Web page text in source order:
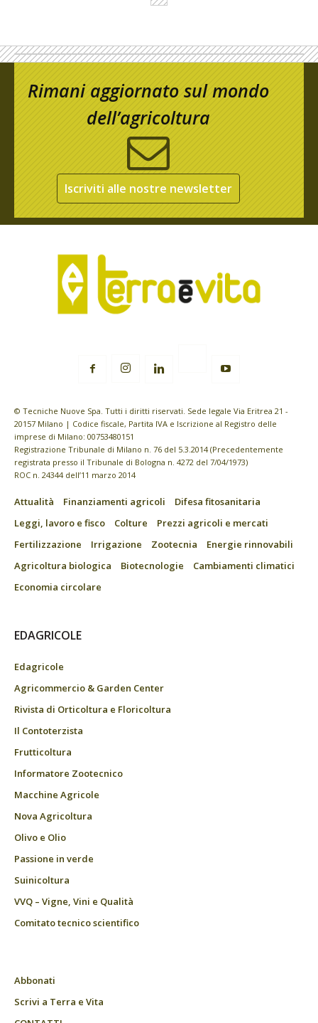
Rimani aggiornato sul mondo
dell’agricoltura
Iscriviti alle nostre newsletter
© Tecniche Nuove Spa. Tutti i diritti riservati. Sede legale Via Eritrea 21 -
20157 Milano | Codice fiscale, Partita IVA e Iscrizione al Registro delle
imprese di Milano: 00753480151
Registrazione Tribunale di Milano n. 76 del 5.3.2014 (Precedentemente
registrata presso il Tribunale di Bologna n. 4272 del 7/04/1973)
ROC n. 24344 dell’11 marzo 2014
Attualità Finanziamenti agricoli
Difesa fitosanitaria
Leggi, lavoro e fisco
Colture
Prezzi agricoli e mercati
Fertilizzazione
Irrigazione Zootecnia
Energie rinnovabili
Agricoltura biologica
Biotecnologie
Cambiamenti climatici
Economia circolare
EDAGRICOLE
Edagricole
Agricommercio & Garden Center
Rivista di Orticoltura e Floricoltura
Il Contoterzista
Frutticoltura
Informatore Zootecnico
Macchine Agricole
Nova Agricoltura
Olivo e Olio
Passione in verde
Suinicoltura
VVQ – Vigne, Vini e Qualità
Comitato tecnico scientifico
Abbonati
Scrivi a Terra e Vita